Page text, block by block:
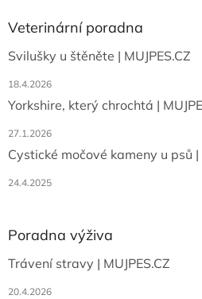
aVeterinární poradna
Svilušky u štěněte | MUJPES.CZ
18.4.2026
Yorkshire, který chrochtá |
27.1.2026
Cystické močové kameny u psů |
24.4.2025
Poradna výživa
Trávení stravy | MUJPES.CZ
20.4.2026